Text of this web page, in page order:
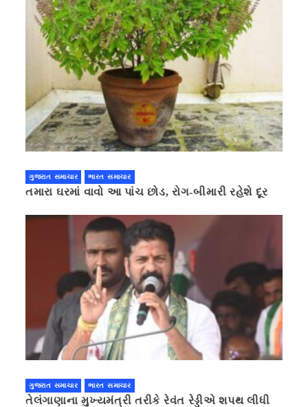
ગુજરાત સમાચાર ભારત સમાચાર
તમારા ઘરમાં વાવો આ પાંચ છોડ, રોગ-બીમારી રહેશે દૂર
ગુજરાત સમાચાર ભારત સમાચાર
તેલંગાણાના મુખ્યમંત્રી તરીકે રેવંત રેડ્ડીએ શપથ લીધી